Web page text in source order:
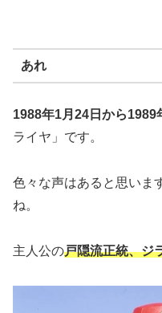
あれ
1988年1月24日から1989
ライヤ」です。
色々な声はあると思いま
ね。
主人公の戸隠流正統、ジ